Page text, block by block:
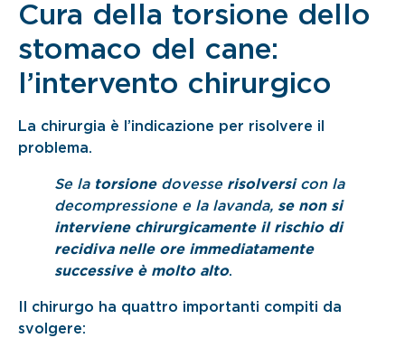
Cura della torsione dello
stomaco del cane:
l’intervento chirurgico
La chirurgia è l’indicazione per risolvere il
problema.
Se la torsionedovesse risolversicon la
decompressione e la lavanda, se non si
interviene chirurgicamente il rischio di
recidiva nelle ore immediatamente
successive è molto alto.
Il chirurgo ha quattro importanti compiti da
svolgere: